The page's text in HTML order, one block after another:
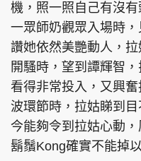
親子王
頭條搵工
機，照一照自己有沒
一眾師奶觀眾入場時
讚她依然美艷動人，拉
開騷時，望到譚輝智
看得非常投入，又興
波環節時，拉姑睇到
今能夠令到拉姑心動
鬍鬚Kong確實不能掉